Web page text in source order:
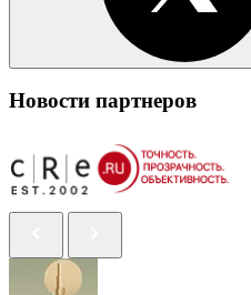
Новости партнеров